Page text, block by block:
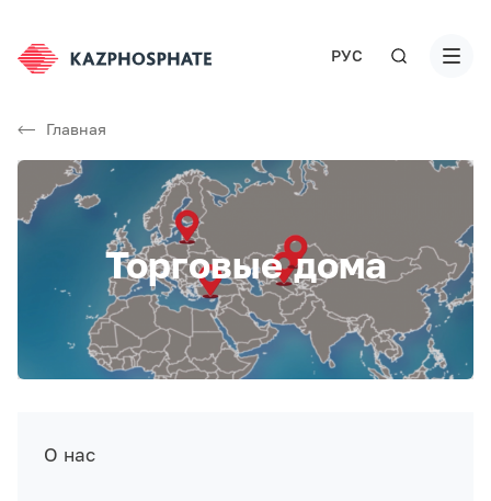
РУС
Главная
Торговые дома
О нас